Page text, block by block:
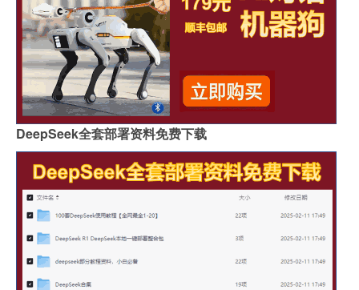
DeepSeek全套部署资料免费下载